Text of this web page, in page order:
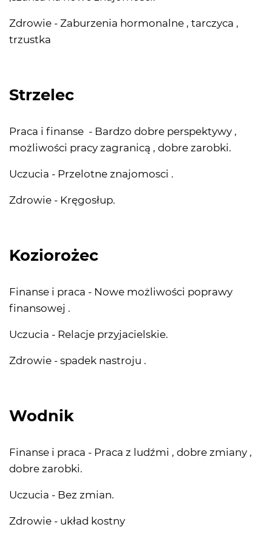
Zdrowie - Zaburzenia hormonalne , tarczyca ,
trzustka
Strzelec
Praca i finanse - Bardzo dobre perspektywy ,
możliwości pracy zagranicą , dobre zarobki.
Uczucia - Przelotne znajomosci .
Zdrowie - Kręgosłup.
Koziorożec
Finanse i praca - Nowe możliwości poprawy
finansowej .
Uczucia - Relacje przyjacielskie.
Zdrowie - spadek nastroju .
Wodnik
Finanse i praca - Praca z ludźmi , dobre zmiany ,
dobre zarobki.
Uczucia - Bez zmian.
Zdrowie - układ kostny